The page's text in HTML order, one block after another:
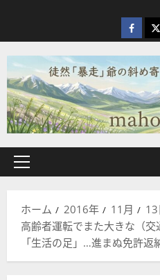
を
ス
キ
ッ
プ
X
メ
ン
メ
ニ
ホーム 2016年 11月
13
高齢者運転でまた大きな（交
「生活の足」…進まぬ免許返